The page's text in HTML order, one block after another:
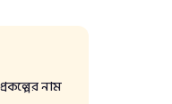
নাম